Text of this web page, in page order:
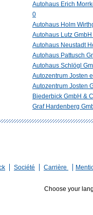
Autohaus Erich
0
Autohaus Holm
Autohaus Lutz
Autohaus Neustadt
Autohaus Pattusch
Autohaus Schlögl
Autozentrum Josten
Autozentrum Josten
Biederbick GmbH &
Graf Hardenberg
Société Carrière
Choose your